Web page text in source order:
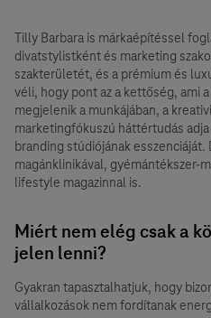
Tilly Barbara is márkaépítéssel
divatstylistként és marketing
szakterületét, és a prémium és
véli, hogy pont az a kettőség, ami
megjelenik a munkájában, a
marketingfókuszú háttértudás
branding stúdiójának
magánklinikával, gyémántékszer-
lifestyle magazinnal is.
Miért nem elég csak a
jelen lenni?
Gyakran tapasztalhatjuk, hogy
vállalkozások nem fordítanak